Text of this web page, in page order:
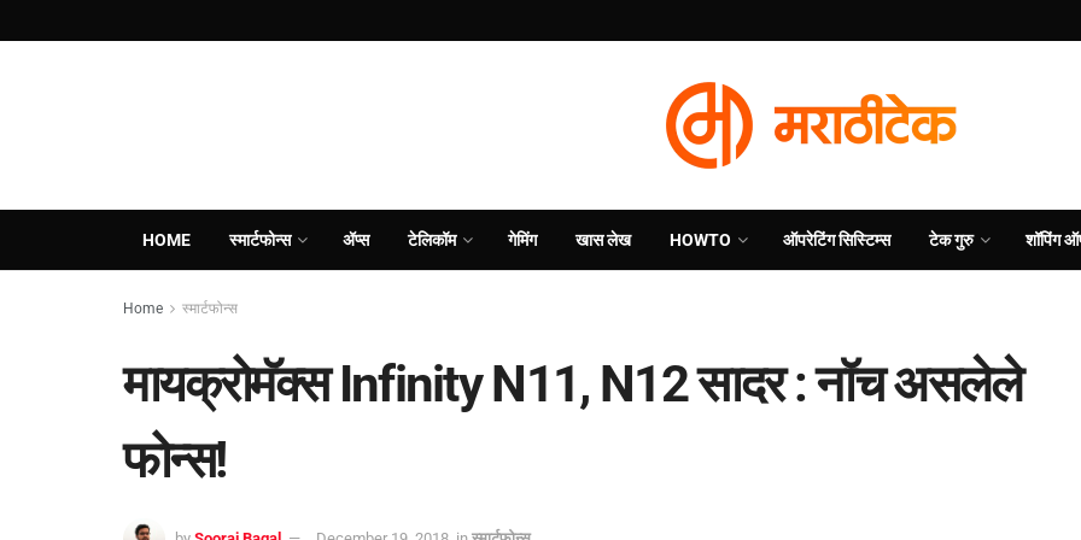
HOME स्मार्टफोन्स ॲप्स टेलिकॉम गेमिंग खास लेख HOWTO ऑपरेटिंग सिस्टिम्स टेक गुरु शॉपिंग
Home स्मार्टफोन्स
मायक्रोमॅक्स Infinity N11, N12 सादर : नॉच असलेले
फोन्स!